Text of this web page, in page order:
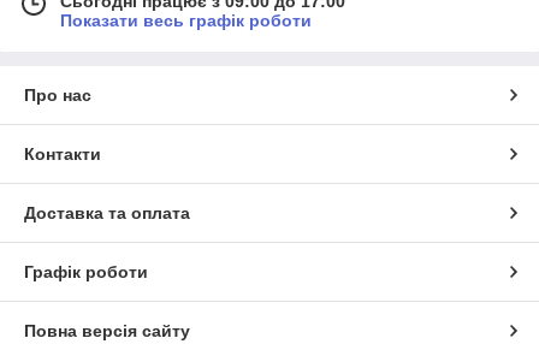
Показати весь графік роботи
Про нас
Контакти
Доставка та оплата
Графік роботи
Повна версія сайту